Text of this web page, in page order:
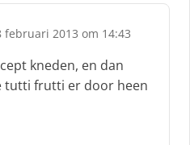
februari 2013 om 14:43
kneden, en dan
tutti frutti er door heen